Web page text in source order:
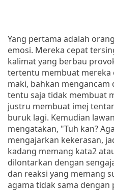
Yang pertama adalah
emosi. Mereka cepat
kalimat yang berbau
tertentu membuat mereka
maki, bahkan mengancam
tentu saja tidak membuat
justru membuat imej
buruk lagi. Kemudian
mengatakan, "Tuh kan?
mengajarkan kekerasan,
kadang memang kata2
dilontarkan dengan
dan reaksi yang memang
agama tidak sama dengan